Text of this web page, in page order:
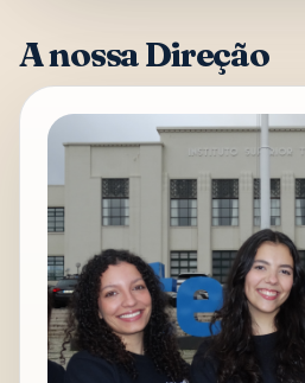
A nossa Direção